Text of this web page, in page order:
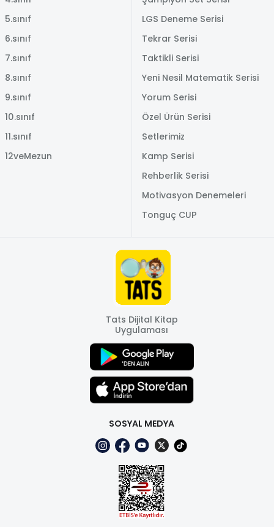
5.sınıf
6.sınıf
7.sınıf
8.sınıf
9.sınıf
10.sınıf
11.sınıf
12veMezun
LGS Deneme Serisi
Tekrar Serisi
Taktikli Serisi
Yeni Nesil Matematik Serisi
Yorum Serisi
Özel Ürün Serisi
Setlerimiz
Kamp Serisi
Rehberlik Serisi
Motivasyon Denemeleri
Tonguç CUP
Tats Dijital Kitap
Uygulaması
SOSYAL MEDYA